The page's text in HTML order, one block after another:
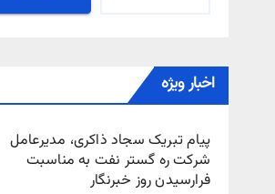
اخبار ویژه
پیام تبریک سجاد ذاکری، مدیرعامل
شرکت ره‌ گستر نفت به مناسبت
فرارسیدن روز خبرنگار